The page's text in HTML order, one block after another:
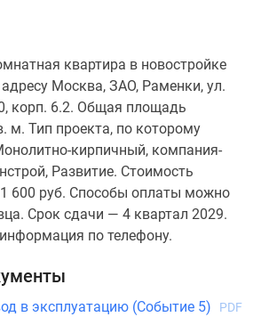
квартира в новостройке
Москва, ЗАО, Раменки, ул.
корп. 6.2. Общая площадь
м. Тип проекта, по которому
кирпичный, компания-
Развитие. Стоимость
600 руб. Способы оплаты можно
Срок сдачи — 4 квартал 2029.
по телефону.
в эксплуатацию (Событие 5)
PDF